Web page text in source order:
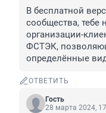
В бесплатной
сообщества, тебе
организации-
ФСТЭК,
определённые
ОТВЕТИТЬ
Гость
28 марта 2024,